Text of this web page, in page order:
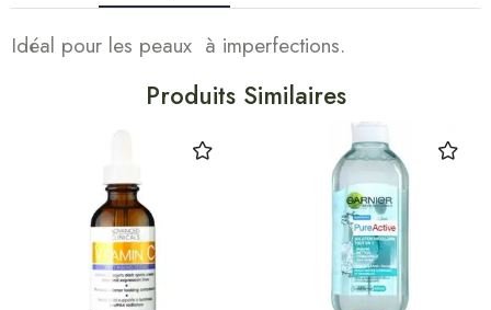
Idéal pour les peaux à imperfections.
Produits Similaires